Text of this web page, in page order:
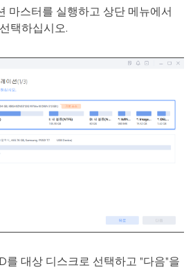
마스터를 실행하고 상단 메뉴에서
택하십시오.
를 대상 디스크로 선택하고 "다음"을